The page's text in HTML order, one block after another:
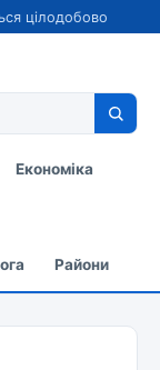
цілодобово
Економіка
Райони